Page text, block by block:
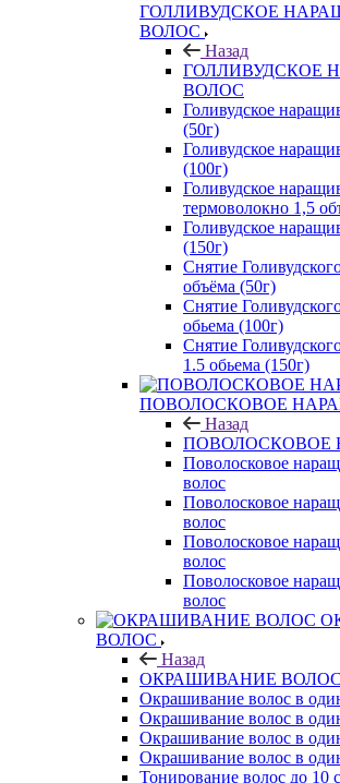
ГОЛЛИВУДСКОЕ
ВОЛОС
Назад
ГОЛЛИВУДСКОЕ
ВОЛОС
Голивудское
(50г)
Голивудское
(100г)
Голивудское
термоволокно 1,5
Голивудское
(150г)
Снятие
объёма (50г)
Снятие
обьема (100г)
Снятие
1.5 обьема (150г)
ПОВОЛОСКОВОЕ
Назад
ПОВОЛОСКОВОЕ
Поволосковое
волос
Поволосковое
волос
Поволосковое
волос
Поволосковое
волос
ВОЛОС
Назад
ОКРАШИВАНИЕ ВОЛОС
Окрашивание волос в
Окрашивание волос в
Окрашивание волос в
Окрашивание волос в
Тонирование волос до 10